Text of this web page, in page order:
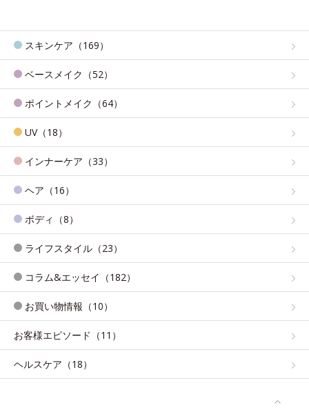
スキンケア（169）
ベースメイク（52）
ポイントメイク（64）
UV（18）
インナーケア（33）
ヘア（16）
ボディ（8）
ライフスタイル（23）
コラム&エッセイ（182）
お買い物情報（10）
お客様エピソード（11）
ヘルスケア（18）